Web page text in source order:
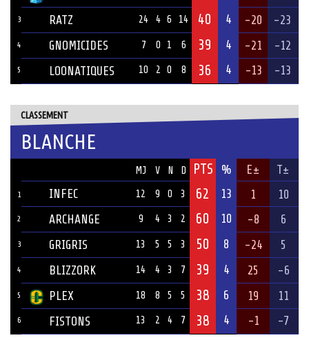
3 RATZ 24 4 6 14 40 4 -20 -23
4 GNOMICIDES 7 0 1 6 39 4 -21 -12
5 LOONATIQUES 10 2 0 8 36 4 -13 -13
CLASSEMENT
BLANCHE
MJ V N D PTS % E± T±
1 INFEC 12 9 0 3 62 13 1 10
2 ARCHANGE 9 4 3 2 60 10 -8 6
3 GRIGRIS 13 5 5 3 50 8 -24 5
4 BLIZZORK 14 4 3 7 39 4 25 -6
5 PLEX 18 8 5 5 38 6 19 11
6 FISTONS 13 2 4 7 38 4 -1 -7